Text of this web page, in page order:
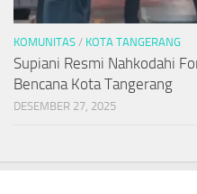
KOMUNITAS / KOTA TANGERANG
Supiani Resmi Nahkodahi
Bencana Kota Tangerang
DESEMBER 27, 2025